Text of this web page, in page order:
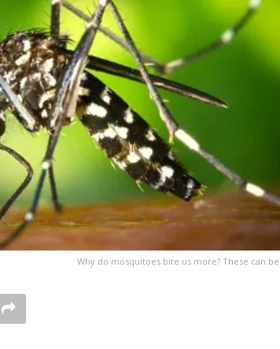
Why do mosquitoes bite us more? These can